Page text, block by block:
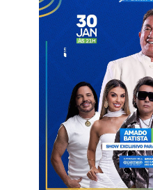
estabelecidos:
Sexta-feira (13/02)
Palco: das 22h às 5h
Sábado (14/02)
Arrastão: das 17h às 21h
Palco: das 23h às 5h